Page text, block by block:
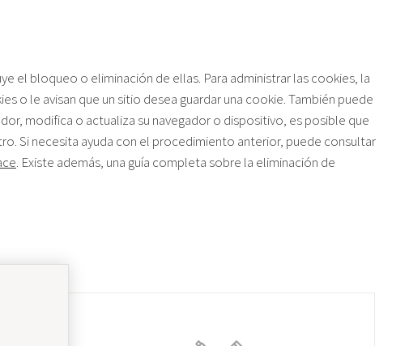
el bloqueo o eliminación de ellas. Para administrar las cookies, la
le avisan que un sitio desea guardar una cookie. También puede
modifica o actualiza su navegador o dispositivo, es posible que
Si necesita ayuda con el procedimiento anterior, puede consultar
. Existe además, una guía completa sobre la eliminación de